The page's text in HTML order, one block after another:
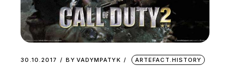
30.10.2017 BY VADYMPATYK ARTEFACT.HISTORY